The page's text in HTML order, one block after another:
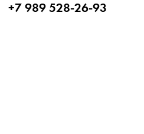
+7 989 528-26-93